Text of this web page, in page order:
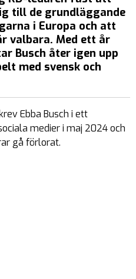
till de grundläggande
i Europa och att
valbara. Med ett år
Busch åter igen upp
med svensk och
Ebba Busch i ett
medier i maj 2024 och
gå förlorat.